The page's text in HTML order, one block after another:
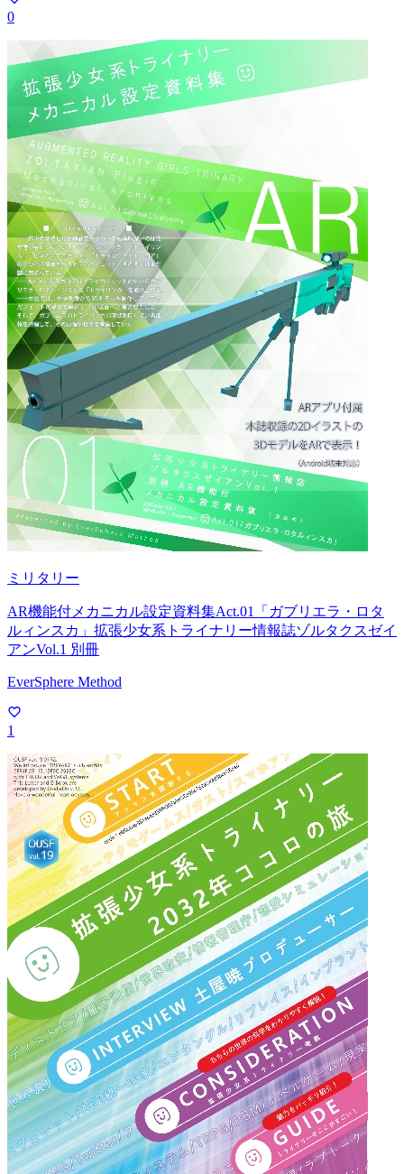
0
ミリタリー
AR機能付メカニカル設定資料集Act.01「ガブリエラ・ロタ
ルィンスカ」拡張少女系トライナリー情報誌ゾルタクスゼイ
アンVol.1 別冊
EverSphere Method
1